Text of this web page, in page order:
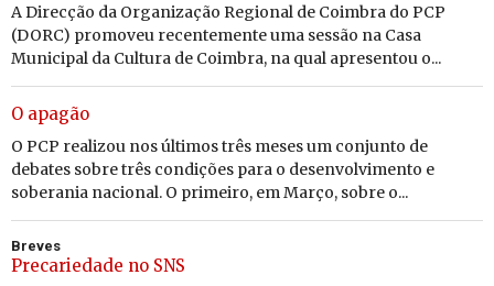
A Direcção da Organização Regional de Coimbra do PCP
(DORC) promoveu recentemente uma sessão na Casa
Municipal da Cultura de Coimbra, na qual apresentou o...
O apagão
O PCP realizou nos últimos três meses um conjunto de
debates sobre três condições para o desenvolvimento e
soberania nacional. O primeiro, em Março, sobre o...
Breves
Precariedade no SNS